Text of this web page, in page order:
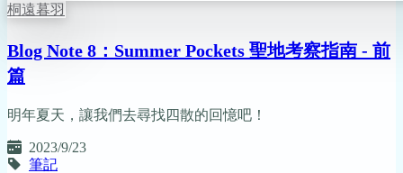
桐遠暮羽
Blog Note 8：Summer Pockets 聖地考察指南 - 前
篇
明年夏天，讓我們去尋找四散的回憶吧！
2023/9/23
筆記